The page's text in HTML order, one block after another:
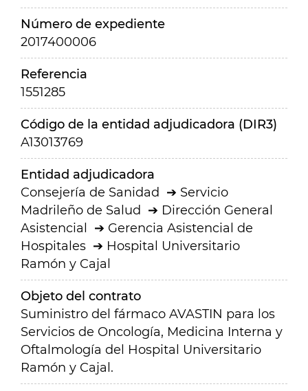
Número de expediente
2017400006
Referencia
1551285
Código de la entidad adjudicadora (DIR3)
A13013769
Entidad adjudicadora
Consejería de Sanidad
Servicio
Madrileño de Salud
Dirección General
Asistencial
Gerencia Asistencial de
Hospitales
Hospital Universitario
Ramón y Cajal
Objeto del contrato
Suministro del fármaco AVASTIN para los
Servicios de Oncología, Medicina Interna y
Oftalmología del Hospital Universitario
Ramón y Cajal.